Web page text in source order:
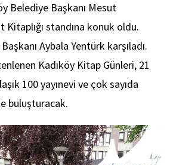
Belediye Başkanı Mesut
Kitaplığı standına konuk oldu.
Aybala Yentürk karşıladı.
Kadıköy Kitap Günleri, 21
100 yayınevi ve çok sayıda
buluşturacak.